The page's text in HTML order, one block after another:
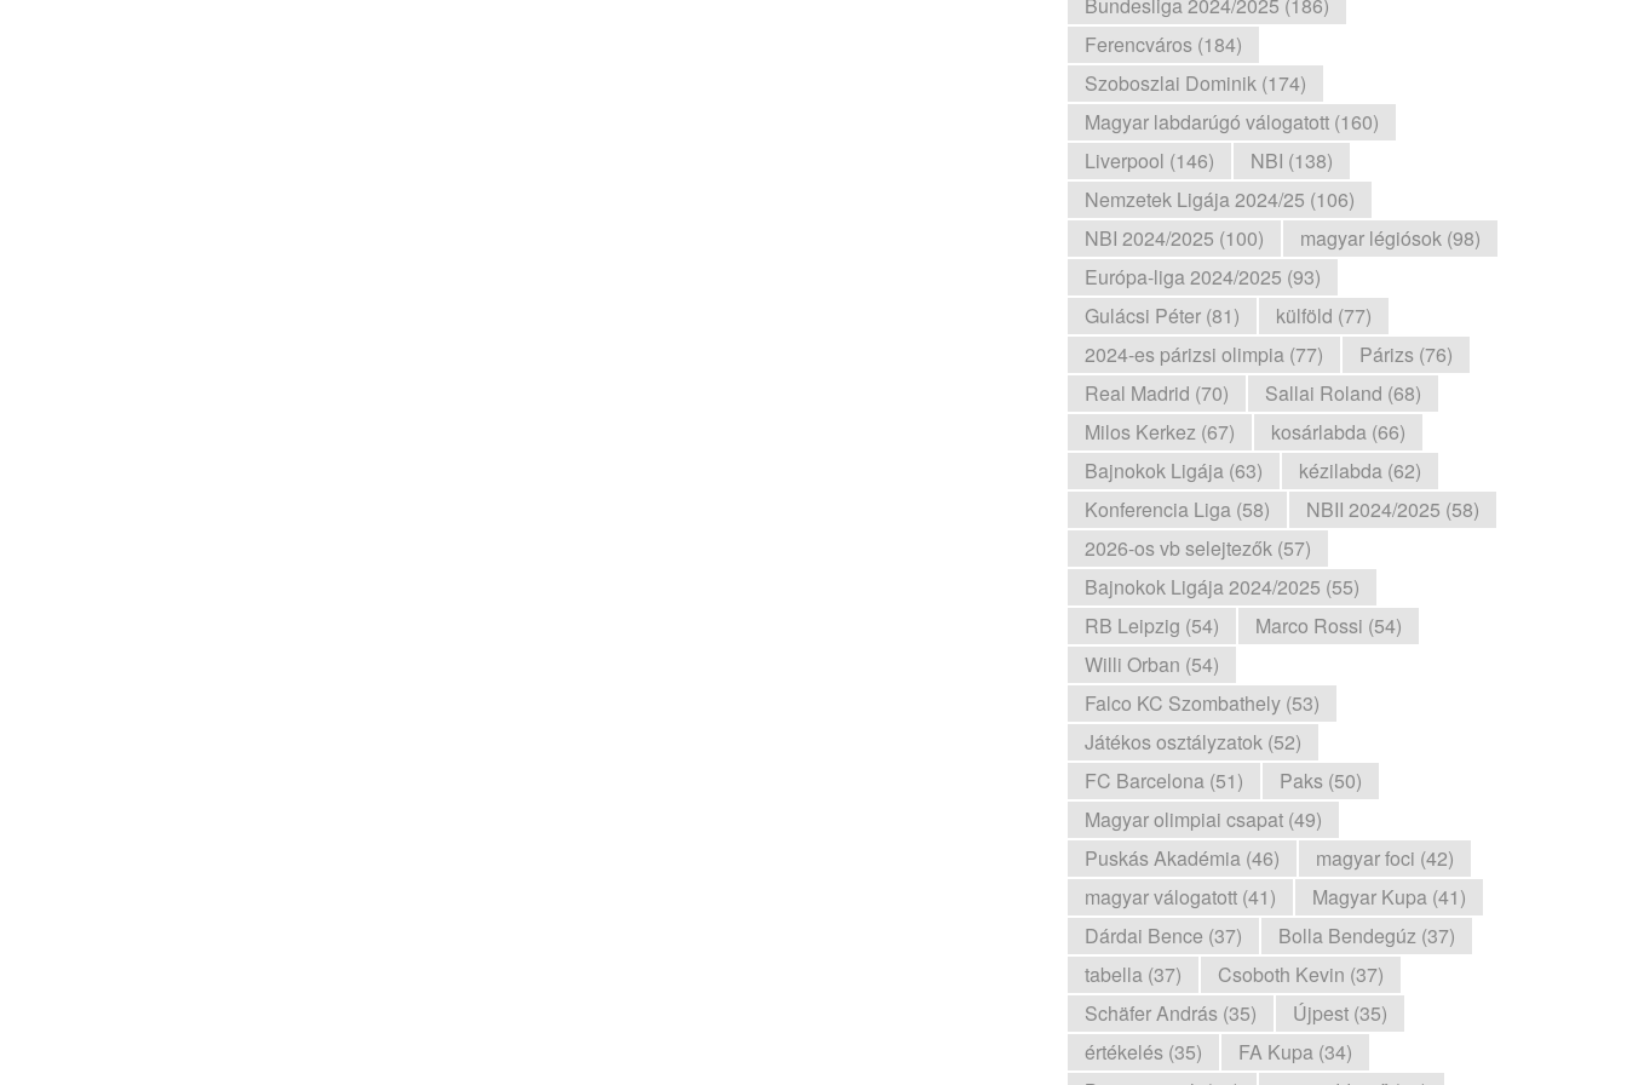
Ferencváros (184)
Szoboszlai Dominik (174)
Magyar labdarúgó válogatott (160)
Liverpool (146)
NBI (138)
Nemzetek Ligája 2024/25 (106)
NBI 2024/2025 (100)
magyar légiósok (98)
Európa-liga 2024/2025 (93)
Gulácsi Péter (81)
külföld (77)
2024-es párizsi olimpia (77)
Párizs (76)
Real Madrid (70)
Sallai Roland (68)
Milos Kerkez (67)
kosárlabda (66)
Bajnokok Ligája (63)
kézilabda (62)
Konferencia Liga (58)
NBII 2024/2025 (58)
2026-os vb selejtezők (57)
Bajnokok Ligája 2024/2025 (55)
RB Leipzig (54)
Marco Rossi (54)
Willi Orban (54)
Falco KC Szombathely (53)
Játékos osztályzatok (52)
FC Barcelona (51)
Paks (50)
Magyar olimpiai csapat (49)
Puskás Akadémia (46)
magyar foci (42)
magyar válogatott (41)
Magyar Kupa (41)
Dárdai Bence (37)
Bolla Bendegúz (37)
tabella (37)
Csoboth Kevin (37)
Schäfer András (35)
Újpest (35)
értékelés (35)
FA Kupa (34)